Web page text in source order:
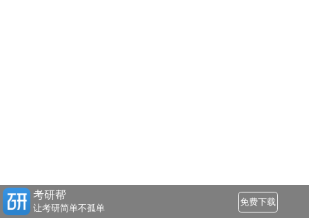
考研帮
让考研简单不孤单
免费下载